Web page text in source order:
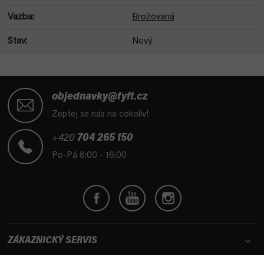
Vazba: Brožovaná
Stav: Nový
objednavky@fyft.cz
Zeptej se nás na cokoliv!
+420 704 265 150
Po-Pá 8:00 - 16:00
ZÁKAZNICKÝ SERVIS